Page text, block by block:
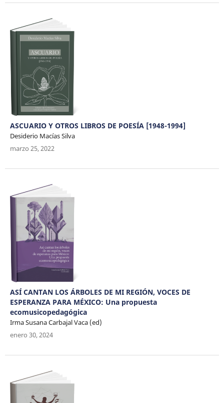
ASCUARIO Y OTROS LIBROS DE POESÍA [1948-1994]
Desiderio Macías Silva
marzo 25, 2022
ASÍ CANTAN LOS ÁRBOLES DE MI REGIÓN, VOCES DE
ESPERANZA PARA MÉXICO: Una propuesta
ecomusicopedagógica
Irma Susana Carbajal Vaca (ed)
enero 30, 2024